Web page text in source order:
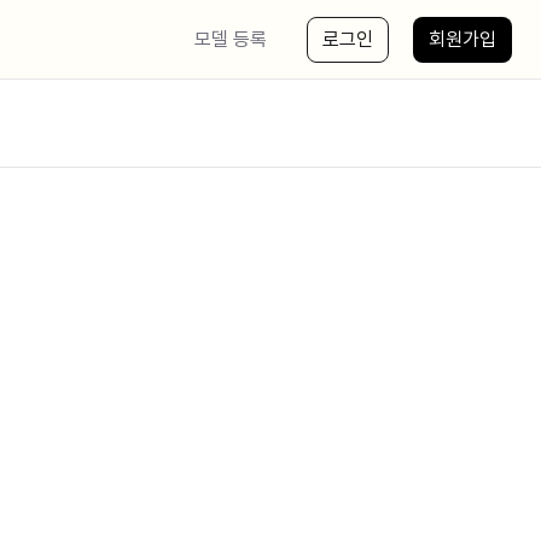
모델 등록 로그인 회원가입